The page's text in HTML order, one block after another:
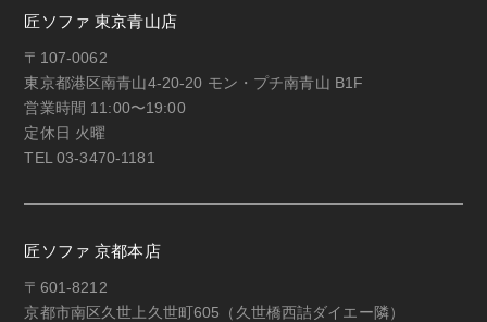
匠ソファ 東京青山店
〒107-0062
東京都港区南青山4-20-20 モン・プチ南青山 B1F
営業時間 11:00〜19:00
定休日 火曜
TEL 03-3470-1181
匠ソファ 京都本店
〒601-8212
京都市南区久世上久世町605（久世橋西詰ダイエー隣）